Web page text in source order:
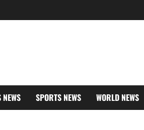
SPORTS NEWS WORLD NEWS
2 August 6, 2026